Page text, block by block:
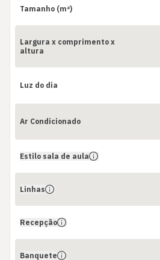
Tamanho (m²)
Largura x comprimento x
altura
Luz do dia
Ar Condicionado
Estilo sala de aula
Linhas
Recepção
Banquete